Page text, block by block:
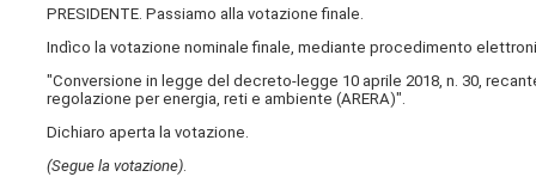
PRESIDENTE. Passiamo alla votazione finale.
Indìco la votazione nominale finale, mediante procedimento
"Conversione in legge del decreto-legge 10 aprile 2018, n. 30,
regolazione per energia, reti e ambiente (ARERA)".
Dichiaro aperta la votazione.
(Segue la votazione).